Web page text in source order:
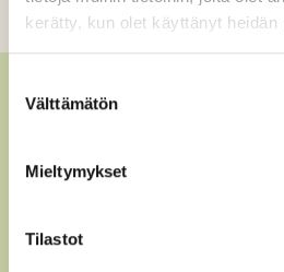
kerätty, kun olet käyttänyt heidän
valinta
Välttämätön
Mieltymykset
Tilastot
Lisätiedot
MUUT